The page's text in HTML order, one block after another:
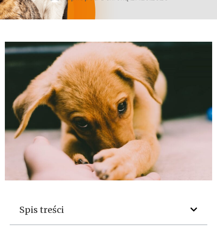
Spis treści